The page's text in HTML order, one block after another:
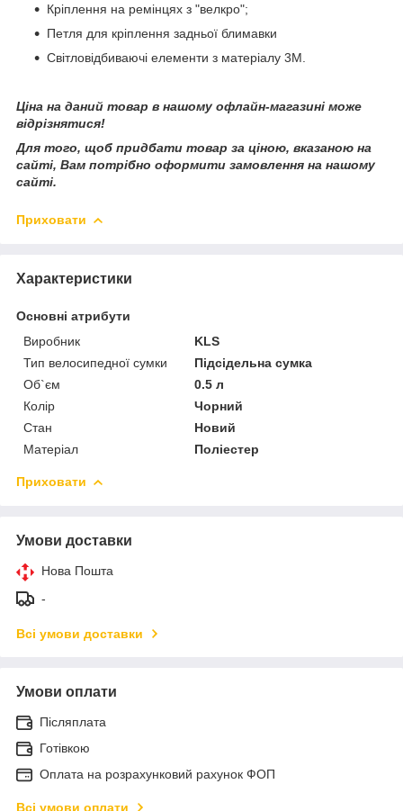
Кріплення на ремінцях з "велкро";
Петля для кріплення задньої блимавки
Світловідбиваючі елементи з матеріалу 3M.
Ціна на даний товар в нашому офлайн-магазині може
відрізнятися!
Для того, щоб придбати товар за ціною, вказаною на
сайті, Вам потрібно оформити замовлення на нашому
сайті.
Приховати
Характеристики
Основні атрибути
Виробник
KLS
Тип велосипедної сумки
Підсідельна сумка
Об`єм
0.5 л
Колір
Чорний
Стан
Новий
Матеріал
Поліестер
Приховати
Умови доставки
Нова Пошта
-
Всі умови доставки
Умови оплати
Післяплата
Готівкою
Оплата на розрахунковий рахунок ФОП
Всі умови оплати